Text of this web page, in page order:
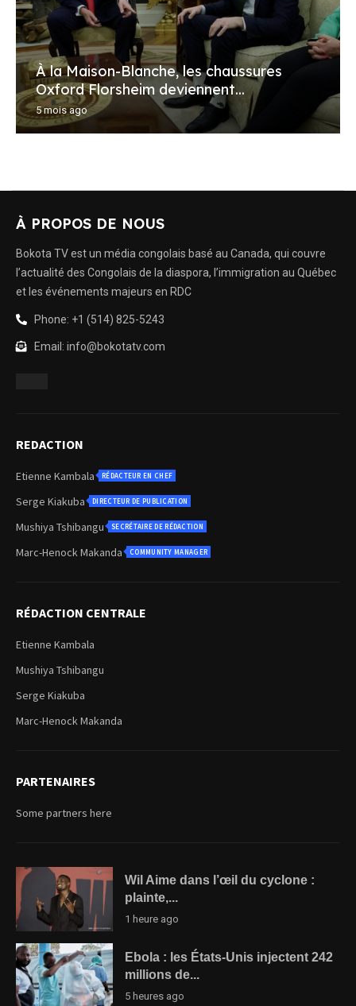
À la Maison-Blanche, les chaussures
Oxford Florsheim deviennent...
5 mois ago
À PROPOS DE NOUS
Bokota TV est un média congolais basé au Canada, qui couvre
l’actualité des Congolais de la diaspora, l’immigration au Québec
et les événements majeurs en RDC
Phone: +1 (514) 825-5243
Email: info@bokotatv.com
REDACTION
Etienne Kambala RÉDACTEUR EN CHEF
Serge Kiakuba DIRECTEUR DE PUBLICATION
Mushiya Tshibangu SECRÉTAIRE DE RÉDACTION
Marc-Henock Makanda COMMUNITY MANAGER
RÉDACTION CENTRALE
Etienne Kambala
Mushiya Tshibangu
Serge Kiakuba
Marc-Henock Makanda
PARTENAIRES
Some partners here
Wil Aime dans l’œil du cyclone :
plainte,...
1 heure ago
Ebola : les États-Unis injectent 242
millions de...
5 heures ago